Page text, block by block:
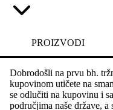
PROIZVODI
Dobrodošli na prvu bh.
kupovinom utičete na
se odlučiti na kupovinu i
područjima naše države,